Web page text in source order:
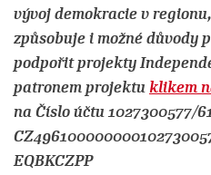
vývoj demokracie v
způsobuje i možné důvody
podpořit projekty
patronem projektuklikem
na Číslo účtu 1027300577/
EQBKCZPP